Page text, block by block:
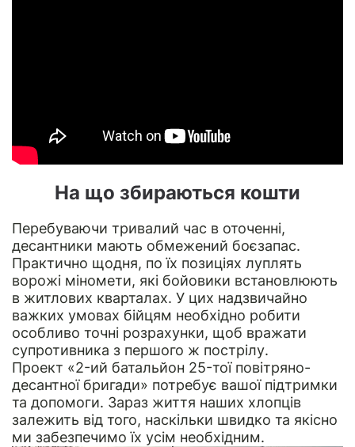
На що збираються кошти
Перебуваючи тривалий час в оточенні,
десантники мають обмежений боєзапас.
Практично щодня, по їх позиціях луплять
ворожі міномети, які бойовики встановлюють
в житлових кварталах. У цих надзвичайно
важких умовах бійцям необхідно робити
особливо точні розрахунки, щоб вражати
супротивника з першого ж пострілу.
Проект «2-ий батальйон 25-тої повітряно-
десантної бригади» потребує вашої підтримки
та допомоги. Зараз життя наших хлопців
залежить від того, наскільки швидко та якісно
ми забезпечимо їх усім необхідним.